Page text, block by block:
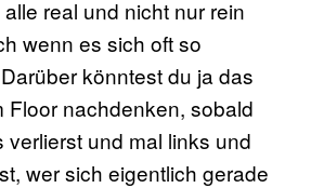
real und nicht nur rein
wenn es sich oft so
könntest du ja das
Floor nachdenken, sobald
verlierst und mal links und
wer sich eigentlich gerade